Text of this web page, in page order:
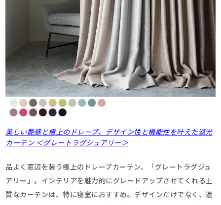
美しい艶感と極上のドレープ、デザイン性と機能性を叶えた遮光
カーテン ＜グレートラグジュアリー＞
品よく窓辺を装う極上のドレープカーテン、「グレートラグジュ
アリー」。インテリアを魅力的にグレードアップさせてくれる上
質なカーテンは、特に寝室におすすめ。デザインだけでなく、遮